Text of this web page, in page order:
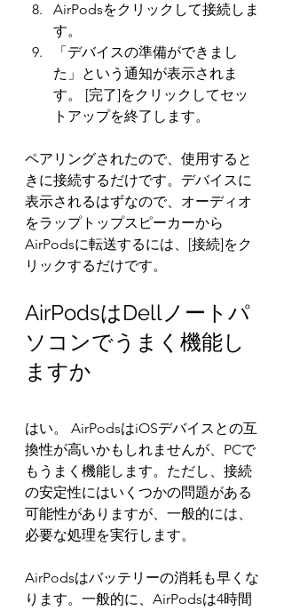
AirPodsをクリックして接続しま
す。
「デバイスの準備ができまし
た」という通知が表示されま
す。 [完了]をクリックしてセッ
トアップを終了します。
ペアリングされたので、使用すると
きに接続するだけです。デバイスに
表示されるはずなので、オーディオ
をラップトップスピーカーから
AirPodsに転送するには、[接続]をク
リックするだけです。
AirPodsはDellノートパ
ソコンでうまく機能し
ますか
はい。 AirPodsはiOSデバイスとの互
換性が高いかもしれませんが、PCで
もうまく機能します。ただし、接続
の安定性にはいくつかの問題がある
可能性がありますが、一般的には、
必要な処理を実行します。
AirPodsはバッテリーの消耗も早くな
ります。一般的に、AirPodsは4時間